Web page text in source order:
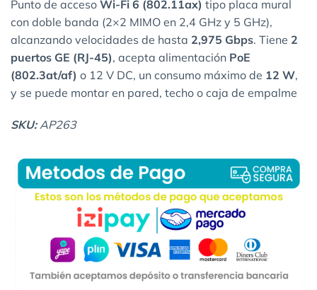
Punto de acceso Wi-Fi 6 (802.11ax) tipo placa mural
con doble banda (2×2 MIMO en 2,4 GHz y 5 GHz),
alcanzando velocidades de hasta 2,975 Gbps. Tiene 2
puertos GE (RJ-45), acepta alimentación PoE
(802.3at/af) o 12 V DC, un consumo máximo de 12 W,
y se puede montar en pared, techo o caja de empalme
SKU:AP263